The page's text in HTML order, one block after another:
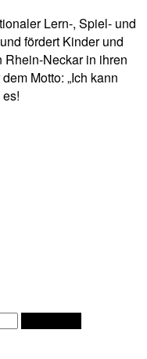
Lern-, Spiel- und
fördert Kinder und
Neckar in ihren
Motto: „Ich kann